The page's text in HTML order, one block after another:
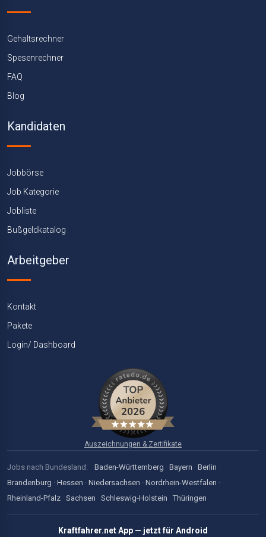
Gehaltsrechner
Spesenrechner
FAQ
Blog
Kandidaten
Jobbörse
Job Kategorie
Jobliste
Bußgeldkatalog
Arbeitgeber
Kontakt
Pakete
Login/ Dashboard
Auszeichnungen & Zertifikate
Jobs nach Bundesland: Baden-Württemberg · Bayern · Berlin ·
Brandenburg · Hessen · Niedersachsen · Nordrhein-Westfalen ·
Rheinland-Pfalz · Sachsen · Schleswig-Holstein · Thüringen
Kraftfahrer.net App — jetzt für Android